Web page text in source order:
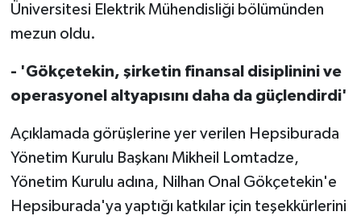
Üniversitesi Elektrik Mühendisliği bölümünden
mezun oldu.
- 'Gökçetekin, şirketin finansal disiplinini ve
operasyonel altyapısını daha da güçlendirdi'
Açıklamada görüşlerine yer verilen Hepsiburada
Yönetim Kurulu Başkanı Mikheil Lomtadze,
Yönetim Kurulu adına, Nilhan Onal Gökçetekin'e
Hepsiburada'ya yaptığı katkılar için teşekkürlerini